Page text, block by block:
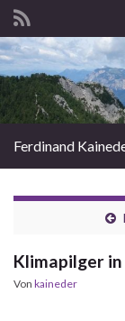
Ferdinand
Klimapilger
Von kaineder